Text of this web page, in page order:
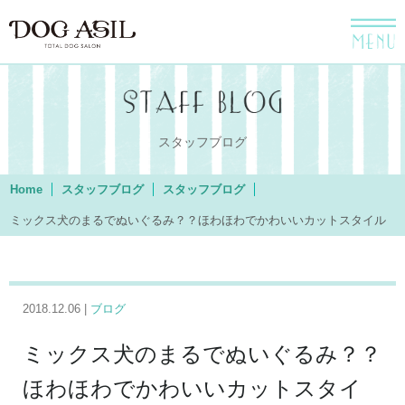
menu
スタッフブログ
Home スタッフブログ スタッフブログ
ミックス犬のまるでぬいぐるみ？？ほわほわでかわいいカットスタイル
2018.12.06 | ブログ
ミックス犬のまるでぬいぐるみ？？
ほわほわでかわいいカットスタイ